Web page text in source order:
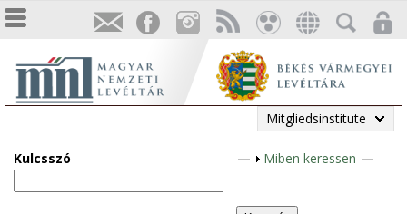
Mitgliedsinstitute
Kulcsszó
A
z
Miben keressen